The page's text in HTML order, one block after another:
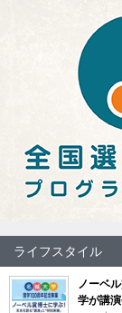
ライフスタイル
ノーベ
学が講